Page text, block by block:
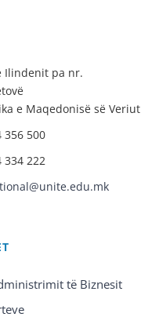
Ilindenit pa nr.
e Maqedonisë së Veriut
356 500
334 222
të Biznesit